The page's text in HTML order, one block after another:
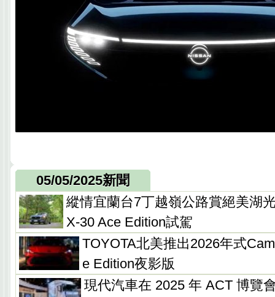
05/05/2025新聞
縱情宜蘭台7丁越嶺公路賞絕美湖
X-30 Ace Edition試駕
TOYOTA北美推出2026年式
e Edition夜影版
現代汽車在 2025 年 ACT 博覽